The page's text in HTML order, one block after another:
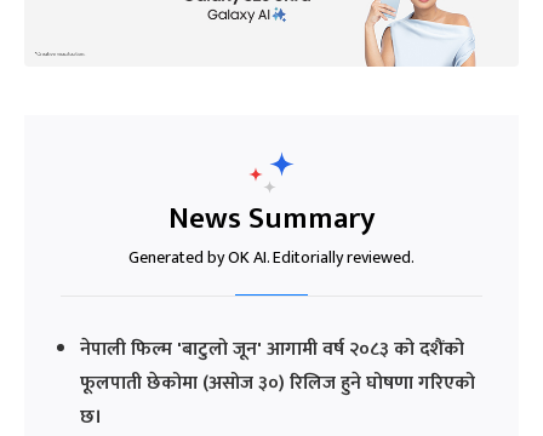
News Summary
Generated by OK AI. Editorially reviewed.
नेपाली फिल्म 'बाटुलो जून' आगामी वर्ष २०८३ को दशैंको
फूलपाती छेकोमा (असोज ३०) रिलिज हुने घोषणा गरिएको
छ।